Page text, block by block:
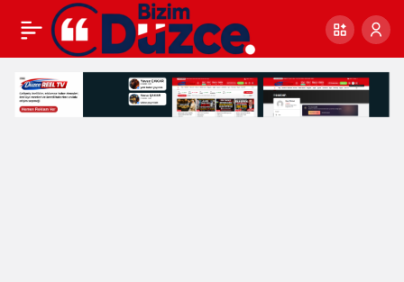
En İyi Narkotik Polis
Anne
0